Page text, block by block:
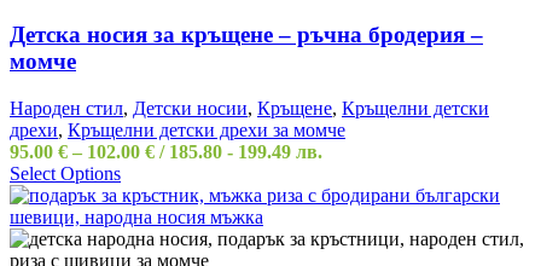
Детска носия за кръщене – ръчна бродерия –
момче
Народен стил, Детски носии, Кръщене, Кръщелни детски
дрехи, Кръщелни детски дрехи за момче
95.00 € – 102.00 € / 185.80 - 199.49 лв.
Select Options